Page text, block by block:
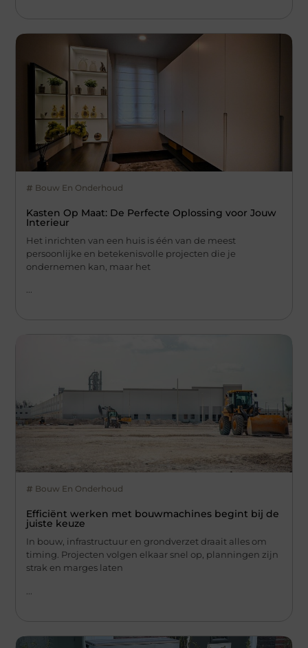
Bouw En Onderhoud
Kasten Op Maat: De Perfecte Oplossing voor Jouw
Interieur
Het inrichten van een huis is één van de meest
persoonlijke en betekenisvolle projecten die je
ondernemen kan, maar het
...
Bouw En Onderhoud
Efficiënt werken met bouwmachines begint bij de
juiste keuze
In bouw, infrastructuur en grondverzet draait alles om
timing. Projecten volgen elkaar snel op, planningen zijn
strak en marges laten